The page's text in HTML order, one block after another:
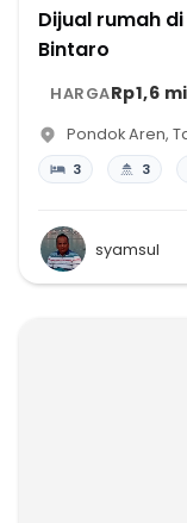
Dijual rumah
Bintaro
HARGARp1,6
Pondok Aren,
3 3
syamsul